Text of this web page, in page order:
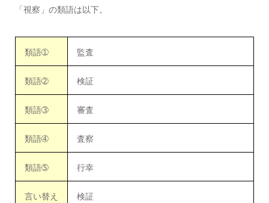
「視察」の類語は以下。
類語➀ 監査
類語➁ 検証
類語➂ 審査
類語➃ 査察
類語➄ 行幸
言い替え 検証